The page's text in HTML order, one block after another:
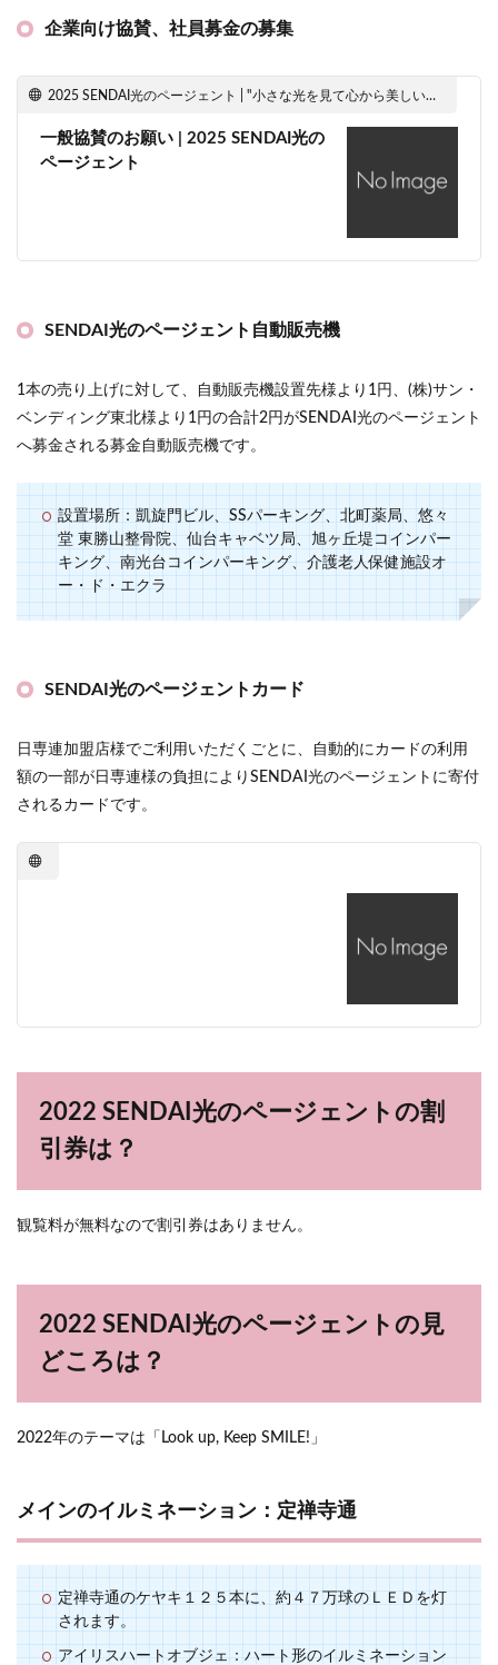
企業向け協賛、社員募金の募集
2025 SENDAI光のページェント | "小さな光を見て心から美しいと感動したい" 2025 SENDAI光のページェント公式ウェブサイトです。
一般協賛のお願い | 2025 SENDAI光の
ページェント
SENDAI光のページェント自動販売機
1本の売り上げに対して、自動販売機設置先様より1円、(株)サン・
ベンディング東北様より1円の合計2円がSENDAI光のページェント
へ募金される募金自動販売機です。
設置場所：凱旋門ビル、SSパーキング、北町薬局、悠々
堂 東勝山整骨院、仙台キャベツ局、旭ヶ丘堤コインパー
キング、南光台コインパーキング、介護老人保健施設オ
ー・ド・エクラ
SENDAI光のページェントカード
日専連加盟店様でご利用いただくごとに、自動的にカードの利用
額の一部が日専連様の負担によりSENDAI光のページェントに寄付
されるカードです。
2022 SENDAI光のページェントの割
引券は？
観覧料が無料なので割引券はありません。
2022 SENDAI光のページェントの見
どころは？
2022年のテーマは「Look up, Keep SMILE!」
メインのイルミネーション：定禅寺通
定禅寺通のケヤキ１２５本に、約４７万球のＬＥＤを灯
されます。
アイリスハートオブジェ：ハート形のイルミネーション